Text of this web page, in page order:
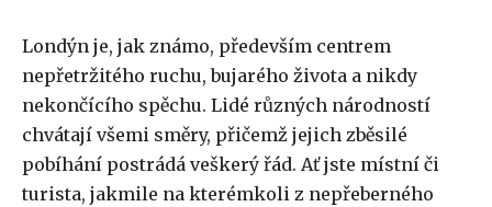
Londýn je, jak známo, především centrem
nepřetržitého ruchu, bujarého života a nikdy
nekončícího spěchu. Lidé různých národností
chvátají všemi směry, přičemž jejich zběsilé
pobíhání postrádá veškerý řád. Ať jste místní či
turista, jakmile na kterémkoli z nepřeberného